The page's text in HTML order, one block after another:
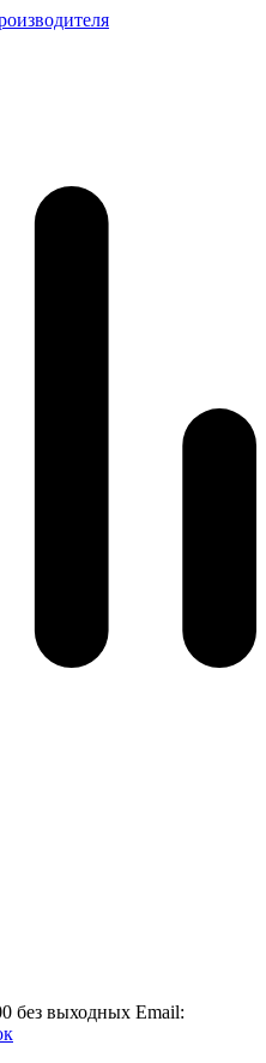
без выходных Email: